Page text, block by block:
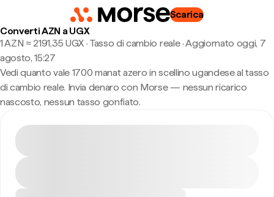
Scarica
Converti AZN a UGX
1 AZN ≈ 2191,35 UGX · Tasso di cambio reale·Aggiornato oggi, 7
agosto, 15:27
Vedi quanto vale 1700 manat azero in scellino ugandese al tasso
di cambio reale. Invia denaro con Morse — nessun ricarico
nascosto, nessun tasso gonfiato.